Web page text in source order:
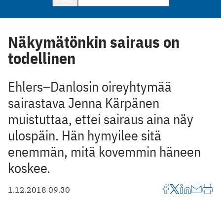
Näkymätönkin sairaus on
todellinen
Ehlers–Danlosin oireyhtymää
sairastava Jenna Kärpänen
muistuttaa, ettei sairaus aina näy
ulospäin. Hän hymyilee sitä
enemmän, mitä kovemmin häneen
koskee.
1.12.2018 09.30